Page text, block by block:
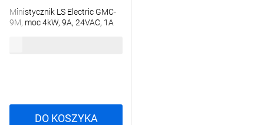
Ministycznik LS Electric GMC-
9M, moc 4kW, 9A, 24VAC, 1A
DO KOSZYKA